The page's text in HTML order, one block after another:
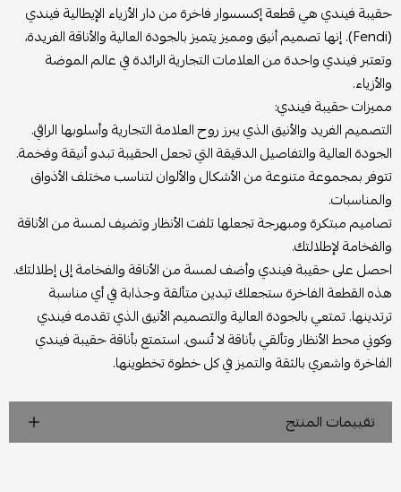
حقيبة فيندي هي قطعة إكسسوار فاخرة من دار الأزياء الإيطالية فيندي
(Fendi). إنها تصميم أنيق ومميز يتميز بالجودة العالية والأناقة الفريدة،
وتعتبر فيندي واحدة من العلامات التجارية الرائدة في عالم الموضة
والأزياء.
مميزات حقيبة فيندي:
التصميم الفريد والأنيق الذي يبرز روح العلامة التجارية وأسلوبها الراقي.
الجودة العالية والتفاصيل الدقيقة التي تجعل الحقيبة تبدو أنيقة وفخمة.
تتوفر بمجموعة متنوعة من الأشكال والألوان لتناسب مختلف الأذواق
والمناسبات.
تصاميم مبتكرة ومبهرجة تجعلها تلفت الأنظار وتضيف لمسة من الأناقة
والفخامة لإطلالتك.
احصل على حقيبة فيندي وأضف لمسة من الأناقة والفخامة إلى إطلالتك.
هذه القطعة الفاخرة ستجعلك تبدين متألقة وجذابة في أي مناسبة
ترتدينها. تمتعي بالجودة العالية والتصميم الأنيق الذي تقدمه فيندي
وكوني محط الأنظار وتألقي بأناقة لا تُنسى. استمتع بأناقة حقيبة فيندي
الفاخرة واشعري بالثقة والتميز في كل خطوة تخطوينها.
تقييمات المنتج